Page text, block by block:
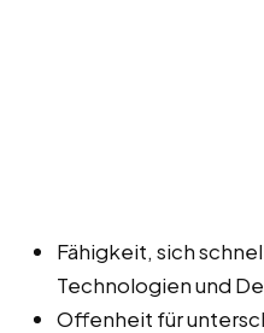
Fähigkeit, sich
Technologien und
Offenheit für